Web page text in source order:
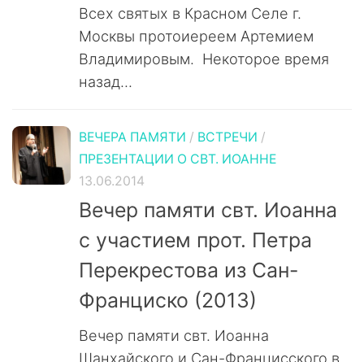
Всех святых в Красном Селе г.
Москвы протоиереем Артемием
Владимировым. Некоторое время
назад...
ВЕЧЕРА ПАМЯТИ / ВСТРЕЧИ /
ПРЕЗЕНТАЦИИ О СВТ. ИОАННЕ
13.06.2014
Вечер памяти свт. Иоанна
с участием прот. Петра
Перекрестова из Сан-
Франциско (2013)
Вечер памяти свт. Иоанна
Шанхайского и Сан-Францисского в